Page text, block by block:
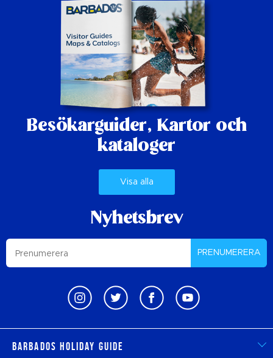
Besökarguider, Kartor och
kataloger
Visa alla
Nyhetsbrev
PRENUMERERA
Barbados Holiday Guide